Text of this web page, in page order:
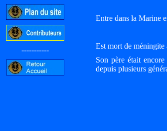
-----------
Entre dans la Marine
Est mort de méningite
Son père était
depuis plusieurs